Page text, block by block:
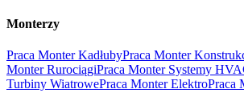
Monterzy
Praca Monter KadłubyPraca Monter
Monter RurociągiPraca Monter Systemy
Turbiny WiatrowePraca Monter ElektroPraca